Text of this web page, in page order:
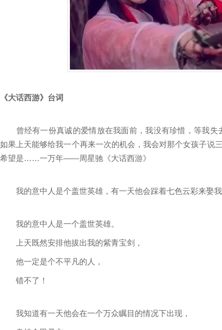
《大话西游》台词
曾经有一份真诚的爱情放在我面前，我没有珍惜，等我失
如果上天能够给我一个再来一次的机会，我会对那个女孩子说
希望是……一万年——周星驰《大话西游》
我的意中人是个盖世英雄，有一天他会踩着七色云彩来娶
我的意中人是一个盖世英雄。
上天既然安排他拔出我的紫青宝剑，
他一定是个不平凡的人，
错不了！
我知道有一天他会在一个万众瞩目的情况下出现，